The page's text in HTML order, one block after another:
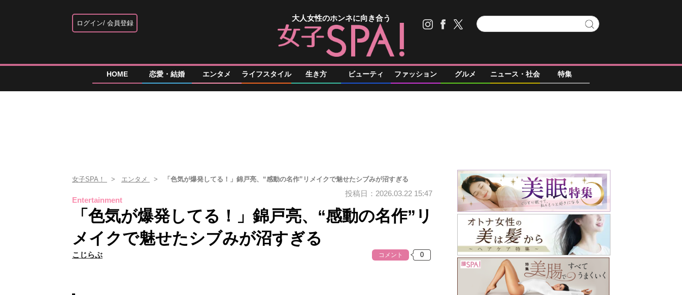
ログイン 会員登録
大人女性のホンネに向き合う
HOME 恋愛・結婚 エンタメ ライフスタイル 生き方 ビューティ ファッション グルメ ニュース・社会 特集
女子SPA！ エンタメ 「色気が爆発してる！」錦戸亮、“感動の名作”リメイクで魅せたシブみが沼すぎる
Entertainment
投稿日：2026.03.22 15:47
「色気が爆発してる！」錦戸亮、“感動の名作”リ
メイクで魅せたシブみが沼すぎる
こじらぶ コメント